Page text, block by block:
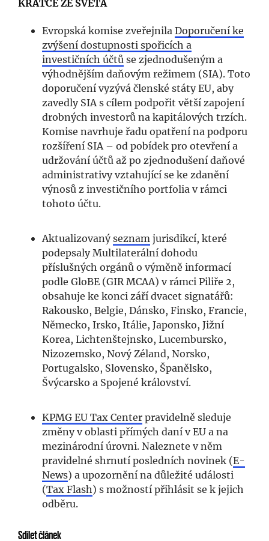
KRÁTCE ZE SVĚTA
Evropská komise zveřejnila Doporučení ke
zvýšení dostupnosti spořicích a
investičních účtů se zjednodušeným a
výhodnějším daňovým režimem (SIA). Toto
doporučení vyzývá členské státy EU, aby
zavedly SIA s cílem podpořit větší zapojení
drobných investorů na kapitálových trzích.
Komise navrhuje řadu opatření na podporu
rozšíření SIA – od pobídek pro otevření a
udržování účtů až po zjednodušení daňové
administrativy vztahující se ke zdanění
výnosů z investičního portfolia v rámci
tohoto účtu.
Aktualizovanýseznam jurisdikcí, které
podepsaly Multilaterální dohodu
příslušných orgánů o výměně informací
podle GloBE (GIR MCAA) v rámci Piliře 2,
obsahuje ke konci září dvacet signatářů:
Rakousko, Belgie, Dánsko, Finsko, Francie,
Německo, Irsko, Itálie, Japonsko, Jižní
Korea, Lichtenštejnsko, Lucembursko,
Nizozemsko, Nový Zéland, Norsko,
Portugalsko, Slovensko, Španělsko,
Švýcarsko a Spojené království.
KPMG EU Tax Centerpravidelně sleduje
změny v oblasti přímých daní v EU a na
mezinárodní úrovni. Naleznete v něm
pravidelné shrnutí posledních novinek (E-
News) a upozornění na důležité události
(Tax Flash) s možností přihlásit se k jejich
odběru.
Sdílet článek